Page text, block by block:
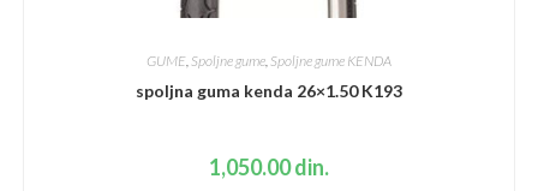
GUME, Spoljne gume, Spoljne gume KENDA
spoljna guma kenda 26×1.50 K193
1,050.00din.